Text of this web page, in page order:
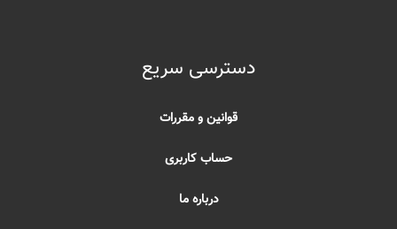
دسترسی سریع
قوانین و مقررات
حساب کاربری
درباره ما